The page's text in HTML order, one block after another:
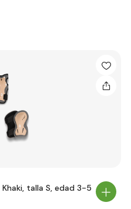
talla S, edad 3-5